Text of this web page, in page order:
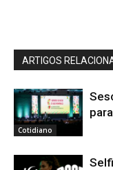
ARTIGOS
Cotidiano